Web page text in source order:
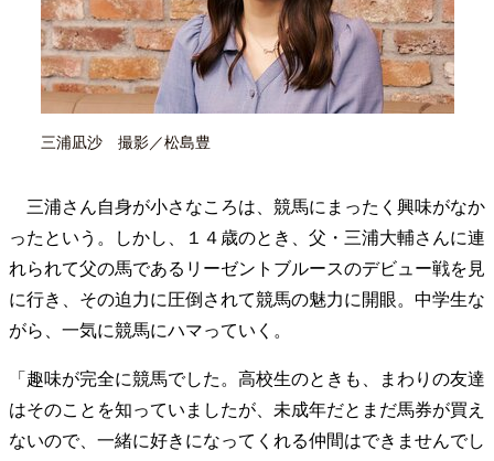
社会・カルチャー・マネー
地域とつながる/お金との付き合い方
三浦凪沙 撮影／松島豊
三浦さん自身が小さなころは、競馬にまったく興味がなか
ったという。しかし、１４歳のとき、父・三浦大輔さんに連
れられて父の馬であるリーゼントブルースのデビュー戦を見
に行き、その迫力に圧倒されて競馬の魅力に開眼。中学生な
がら、一気に競馬にハマっていく。
「趣味が完全に競馬でした。高校生のときも、まわりの友達
はそのことを知っていましたが、未成年だとまだ馬券が買え
ないので、一緒に好きになってくれる仲間はできませんでし